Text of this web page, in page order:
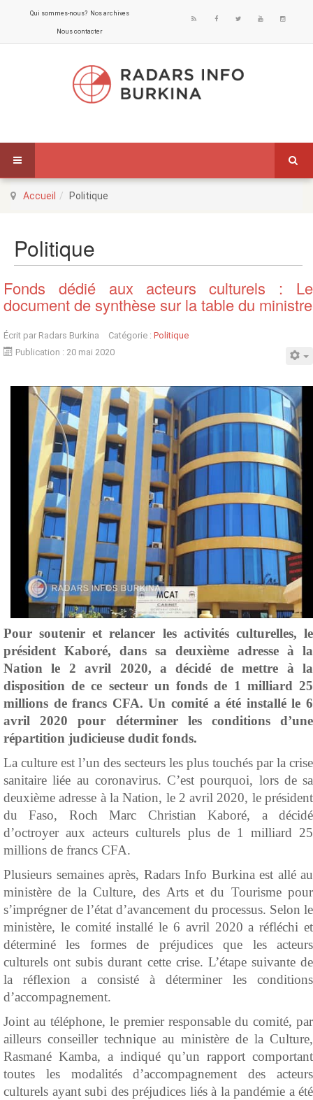
Qui sommes-nous? Nos archives
Nous contacter
Accueil Politique
Politique
Fonds dédié aux acteurs culturels : Le
document de synthèse sur la table du ministre
Écrit par Radars Burkina Catégorie : Politique
Publication : 20 mai 2020
Pour soutenir et relancer les activités culturelles, le
président Kaboré, dans sa deuxième adresse à la
Nation le 2 avril 2020, a décidé de mettre à la
disposition de ce secteur un fonds de 1 milliard 25
millions de francs CFA. Un comité a été installé le 6
avril 2020 pour déterminer les conditions d’une
répartition judicieuse dudit fonds.
La culture est l’un des secteurs les plus touchés par la crise
sanitaire liée au coronavirus. C’est pourquoi, lors de sa
deuxième adresse à la Nation, le 2 avril 2020, le président
du Faso, Roch Marc Christian Kaboré, a décidé
d’octroyer aux acteurs culturels plus de 1 milliard 25
millions de francs CFA.
Plusieurs semaines après, Radars Info Burkina est allé au
ministère de la Culture, des Arts et du Tourisme pour
s’imprégner de l’état d’avancement du processus. Selon le
ministère, le comité installé le 6 avril 2020 a réfléchi et
déterminé les formes de préjudices que les acteurs
culturels ont subis durant cette crise. L’étape suivante de
la réflexion a consisté à déterminer les conditions
d’accompagnement.
Joint au téléphone, le premier responsable du comité, par
ailleurs conseiller technique au ministère de la Culture,
Rasmané Kamba, a indiqué qu’un rapport comportant
toutes les modalités d’accompagnement des acteurs
culturels ayant subi des préjudices liés à la pandémie a été